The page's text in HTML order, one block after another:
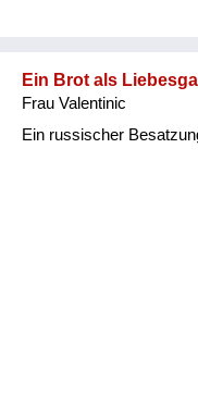
Ein Brot als
Frau Valentinic
Ein russischer